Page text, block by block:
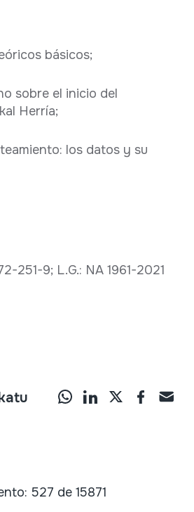
básicos;
sobre el inicio del
Herría;
los datos y su
251-9; L.G.: NA 1961-2021
527 de 15871